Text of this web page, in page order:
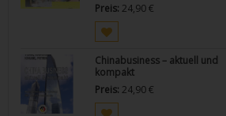
Preis: 24,90€
Chinabusiness – aktuell und
kompakt
Preis: 24,90€